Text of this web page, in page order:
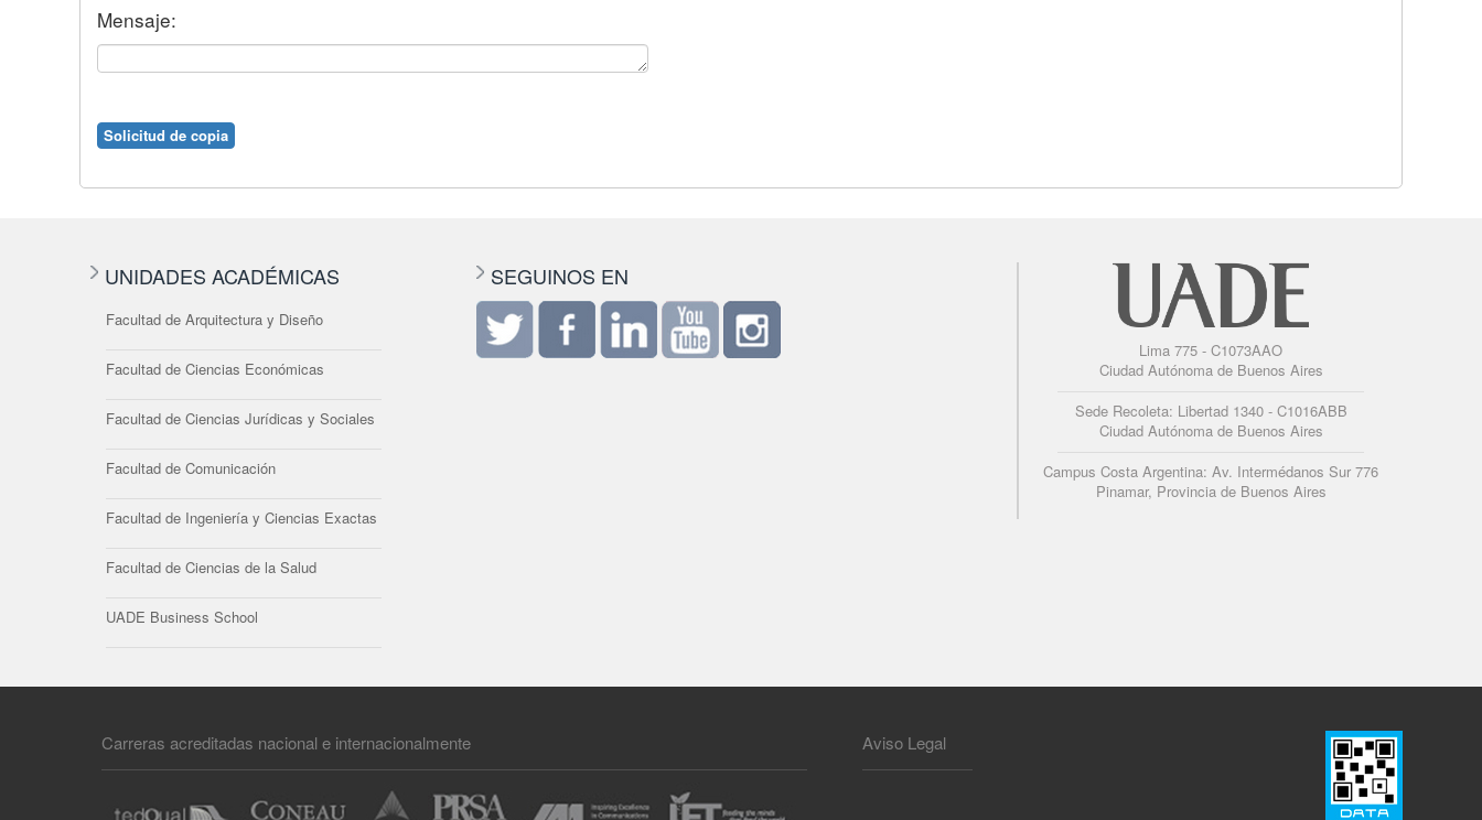
Mensaje:
UNIDADES ACADÉMICAS
Facultad de Arquitectura y Diseño
Facultad de Ciencias Económicas
Facultad de Ciencias Jurídicas y Sociales
Facultad de Comunicación
Facultad de Ingeniería y Ciencias Exactas
Facultad de Ciencias de la Salud
UADE Business School
SEGUINOS EN
Lima 775 - C1073AAO
Ciudad Autónoma de Buenos Aires
Sede Recoleta: Libertad 1340 - C1016ABB
Ciudad Autónoma de Buenos Aires
Campus Costa Argentina: Av. Intermédanos Sur 776
Pinamar, Provincia de Buenos Aires
Carreras acreditadas nacional e internacionalmente Aviso Legal